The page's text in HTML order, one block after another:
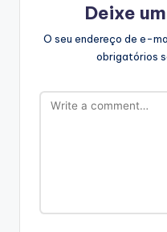
Deixe
O seu endereço de e-
obrigatórios